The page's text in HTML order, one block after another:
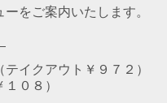
をご案内いたします。
イクアウト￥９７２）
０８）